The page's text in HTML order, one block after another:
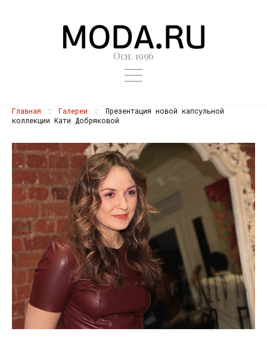
Осн. 1996
Главная Галереи
Презентация новой капсульной
коллекции Кати Добряковой